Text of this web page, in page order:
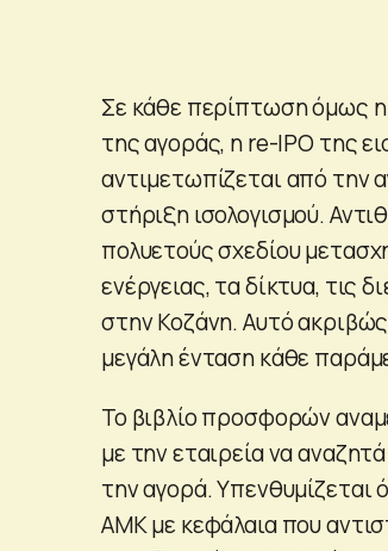
Σε κάθε περίπτωση όμως
της αγοράς, η re-IPO της
αντιμετωπίζεται από την
στήριξη ισολογισμού.
πολυετούς σχεδίου
ενέργειας, τα δίκτυα, τις
στην Κοζάνη. Αυτό
μεγάλη ένταση κάθε
Το βιβλίο προσφορών
με την εταιρεία να
την αγορά. Υπενθυμίζεται
ΑΜΚ με κεφάλαια που